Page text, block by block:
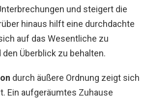
und steigert die
hinaus hilft eine durchdachte
auf das Wesentliche zu
Überblick zu behalten.
durch äußere Ordnung zeigt sich
Ein aufgeräumtes Zuhause